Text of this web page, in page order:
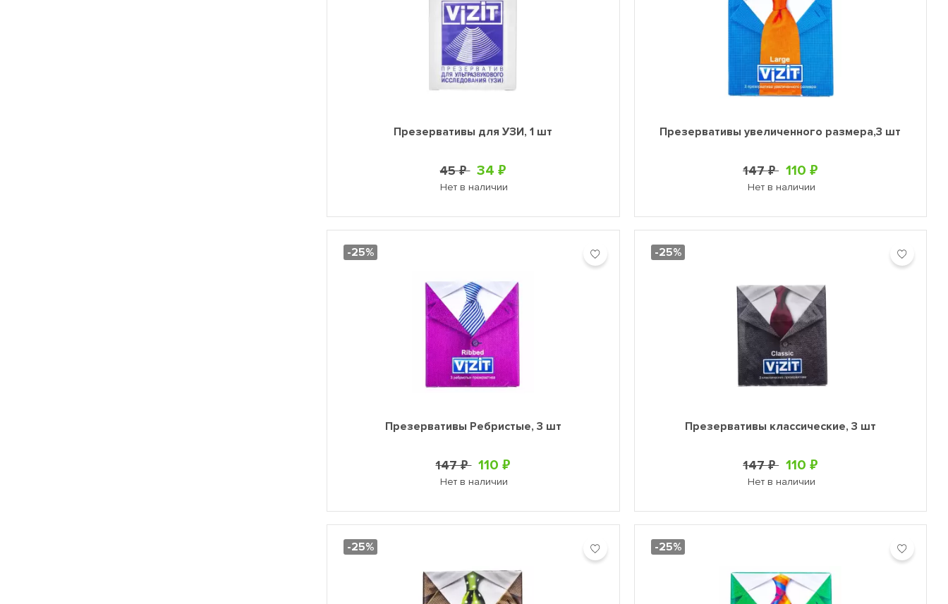
Презервативы для УЗИ, 1 шт
45 ₽ 34 ₽
Нет в наличии
Презервативы увеличенного размера,3 шт
147 ₽ 110 ₽
Нет в наличии
-25%
Презервативы Ребристые, 3 шт
147 ₽ 110 ₽
Нет в наличии
-25%
Презервативы классические, 3 шт
147 ₽ 110 ₽
Нет в наличии
-25% -25%